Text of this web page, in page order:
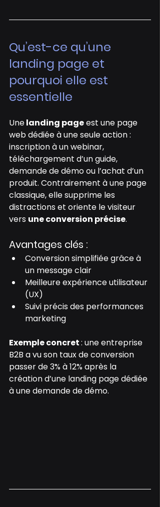
Qu’est-ce qu’une
landing page et
pourquoi elle est
essentielle
Une landing page est une page
web dédiée à une seule action :
inscription à un webinar,
téléchargement d’un guide,
demande de démo ou l’achat d’un
produit. Contrairement à une page
classique, elle supprime les
distractions et oriente le visiteur
vers une conversion précise.
Avantages clés :
Conversion simplifiée grâce à
un message clair
Meilleure expérience utilisateur
(UX)
Suivi précis des performances
marketing
Exemple concret : une entreprise
B2B a vu son taux de conversion
passer de 3% à 12% après la
création d’une landing page dédiée
à une demande de démo.